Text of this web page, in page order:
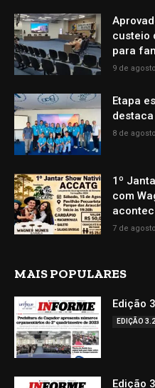
custeio
para
9 de
Etapa
8 de
1º
com
7 de
MAIS POPULARES
Edição
EDIÇÃO
Edição